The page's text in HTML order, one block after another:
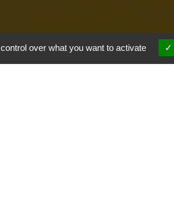
over what you want to activate